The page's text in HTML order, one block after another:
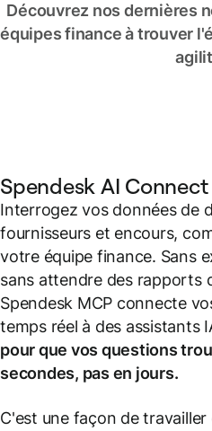
Découvrez nos dernières
équipes finance à trouver
Spendesk AI Connect
Interrogez vos données de
fournisseurs et encours,
votre équipe finance. Sans
sans attendre des rapports
Spendesk MCP connecte
temps réel à des assistants
pour que vos questions
secondes, pas en jours.
C'est une façon de